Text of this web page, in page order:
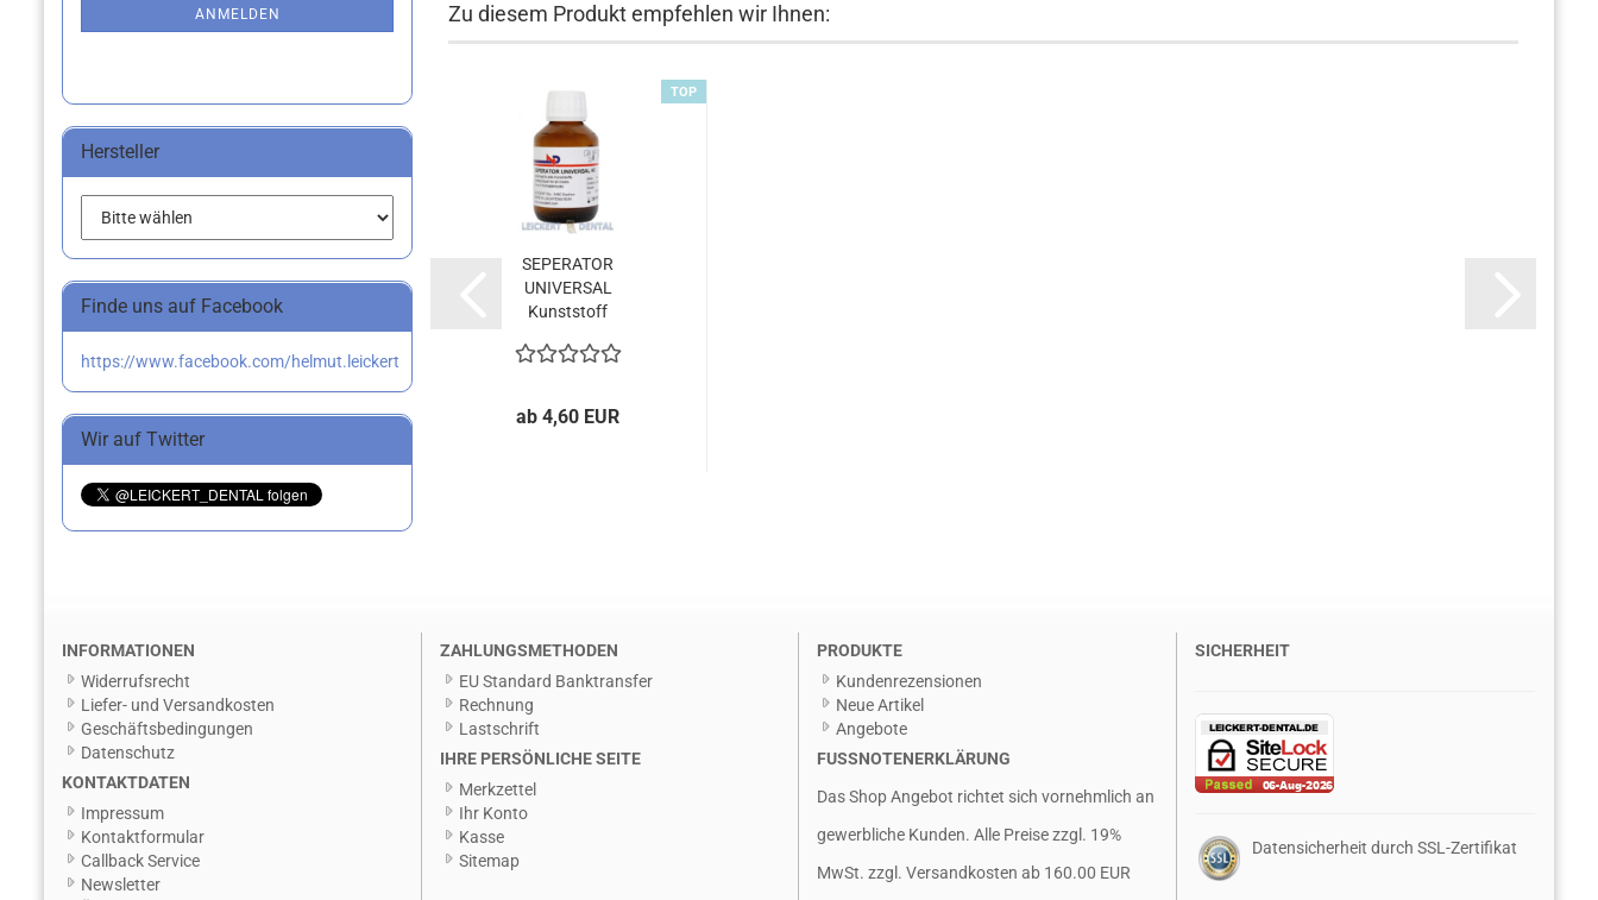
Zu diesem Produkt empfehlen wir Ihnen:
TOP
SEPERATOR
UNIVERSAL
Kunststoff
ab 4,60 EUR
ANMELDEN
Hersteller
Finde uns auf Facebook
https://www.facebook.com/helmut.leickert
Wir auf Twitter
INFORMATIONEN
Widerrufsrecht
Liefer- und Versandkosten
Geschäftsbedingungen
Datenschutz
KONTAKTDATEN
Impressum
Kontaktformular
Callback Service
Newsletter
ZAHLUNGSMETHODEN
EU Standard Banktransfer
Rechnung
Lastschrift
IHRE PERSÖNLICHE SEITE
Merkzettel
Ihr Konto
Kasse
Sitemap
PRODUKTE
Kundenrezensionen
Neue Artikel
Angebote
FUSSNOTENERKLÄRUNG
Das Shop Angebot richtet sich vornehmlich an
gewerbliche Kunden. Alle Preise zzgl. 19%
MwSt. zzgl. Versandkosten ab 160.00 EUR
SICHERHEIT
Datensicherheit durch SSL-Zertifikat